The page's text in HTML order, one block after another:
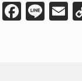
Fa Li
E